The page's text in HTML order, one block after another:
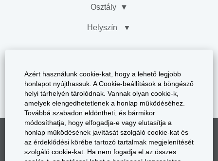
Azért használunk cookie-kat, hogy a lehető legjobb
honlapot nyújthassuk. A Cookie-beállítások a böngésző
helyi tárhelyén tárolódnak. Vannak olyan cookie-k,
amelyek elengedhetetlenek a honlap működéséhez.
Továbbá szabadon eldöntheti, és bármikor
módosíthatja, hogy elfogadja-e vagy elutasítja a
honlap működésének javítását szolgáló cookie-kat és
az érdeklődési körébe tartozó tartalmak megjelenítését
szolgáló cookie-kat. Ha nem fogadja el az összes
Osztály ▼
Helyszín ▼
Products Company Contact Career
Imprint